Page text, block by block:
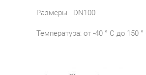
Размеры DN100
Температура: от -40 ° C до 150 °